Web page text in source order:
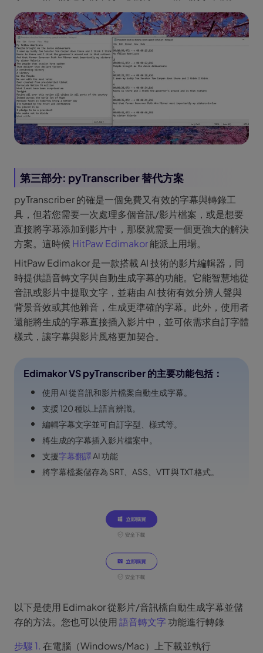
第三部分: pyTranscriber 替代方案
pyTranscriber 的確是一個免費又有效的字幕與轉錄工
具，但若您需要一次處理多個音訊/影片檔案，或是想要
直接將字幕添加到影片中，那麼就需要一個更強大的解決
方案。這時候 HitPaw Edimakor能派上用場。
HitPaw Edimakor 是一款搭載 AI 技術的影片編輯器，同
時提供語音轉文字與自動生成字幕的功能。它能智慧地從
音訊或影片中提取文字，並藉由 AI 技術有效分辨人聲與
背景音效或其他雜音，生成更準確的字幕。此外，使用者
還能將生成的字幕直接插入影片中，並可依需求自訂字體
樣式，讓字幕與影片風格更加契合。
Edimakor VS pyTranscriber 的主要功能包括：
使用 AI 從音訊和影片檔案自動生成字幕。
支援 120 種以上語言辨識。
編輯字幕文字並可自訂字型、樣式等。
將生成的字幕插入影片檔案中。
支援字幕翻譯AI 功能
將字幕檔案儲存為 SRT、ASS、VTT 與 TXT 格式。
以下是使用 Edimakor 從影片/音訊檔自動生成字幕並儲
存的方法。您也可以使用 語音轉文字功能進行轉錄
步驟 1. 在電腦（Windows/Mac）上下載並執行